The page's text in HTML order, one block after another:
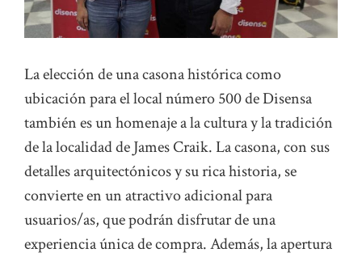
La elección de una casona histórica como
ubicación para el local número 500 de Disensa
también es un homenaje a la cultura y la tradición
de la localidad de James Craik. La casona, con sus
detalles arquitectónicos y su rica historia, se
convierte en un atractivo adicional para
usuarios/as, que podrán disfrutar de una
experiencia única de compra. Además, la apertura